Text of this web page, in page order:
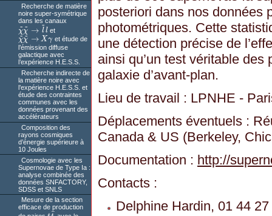
Recherche de matière
noire super-symétrique
dans les canaux
χ
~χ
~ → l
~
l
χ~χ ~→ ~ et
χ
~χ
~ → Xγ
χ~χ ~→ Xγ
et étude de
l’émission diffuse
galactique avec
l’expérience H.E.S.S.
Recherche indirecte de
la matière noire avec
l’expérience H.E.S.S. et
étude des contraintes
communes avec les
données provenant des
accélérateurs
Composition des
rayons cosmiques
d’énergie supérieure à
10 Joules
Cosmologie avec les
Supernovae de Type Ia :
analyse combinée des
données SNFACTORY,
SDSS et SNLS
Mesure de la section
efficace de production
¯
posteriori dans nos données
photométriques. Cette
une détection précise de
ainsi qu’un test véritable
galaxie d’avant-plan.
Lieu de travail : LPNHE -
Déplacements éventuels :
Canada & US (Berkeley,
Documentation : http://
Contacts :
Delphine Hardin, 01 44